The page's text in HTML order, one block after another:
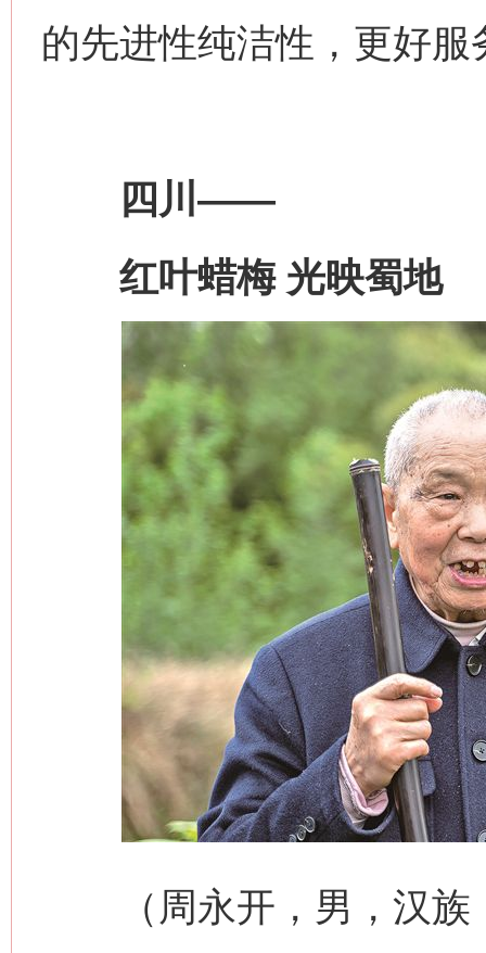
的先进性纯洁性，更好
四川——
红叶蜡梅 光映蜀地
（周永开，男，汉族